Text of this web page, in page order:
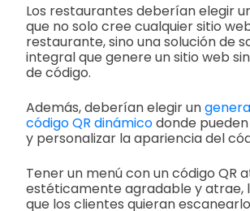
Los restaurantes deberían elegir
que no solo cree cualquier sitio
restaurante, sino una solución de
integral que genere un sitio web
de código.
Además, deberían elegir un
código QR dinámicodonde
y personalizar la apariencia del
Tener un menú con un código QR
estéticamente agradable y atrae,
que los clientes quieran